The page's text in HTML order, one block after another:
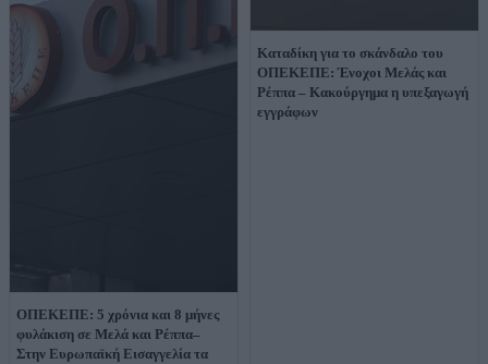
ΟΠΕΚΕΠΕ: 5 χρόνια και 8 μήνες
φυλάκιση σε Μελά και Ρέππα–
Στην Ευρωπαϊκή Εισαγγελία τα
Καταδίκη για το σκάνδαλο του
ΟΠΕΚΕΠΕ: Ένοχοι Μελάς και
Ρέππα – Κακούργημα η υπεξαγωγή
εγγράφων